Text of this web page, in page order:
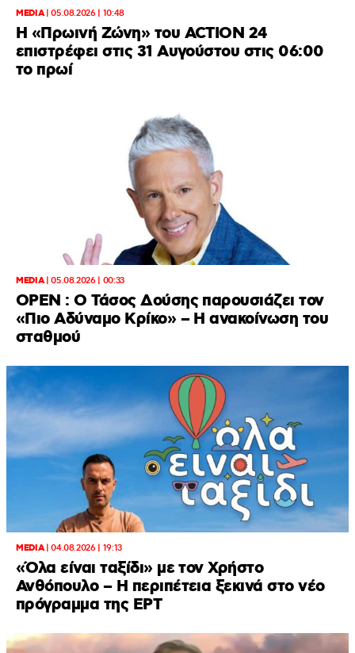
MEDIA|05.08.2026 | 10:48
Η «Πρωινή Ζώνη» του ACTION 24
επιστρέφει στις 31 Αυγούστου στις 06:00
το πρωί
MEDIA|05.08.2026 | 00:33
OPEN : Ο Τάσος Δούσης παρουσιάζει τον
«Πιο Αδύναμο Κρίκο» – Η ανακοίνωση του
σταθμού
MEDIA|04.08.2026 | 19:13
«Όλα είναι ταξίδι» με τον Χρήστο
Ανθόπουλο – Η περιπέτεια ξεκινά στο νέο
πρόγραμμα της ΕΡΤ